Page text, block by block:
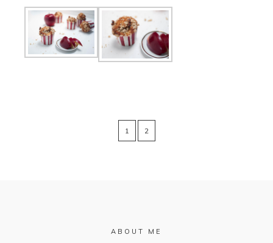
1 2
ABOUT ME